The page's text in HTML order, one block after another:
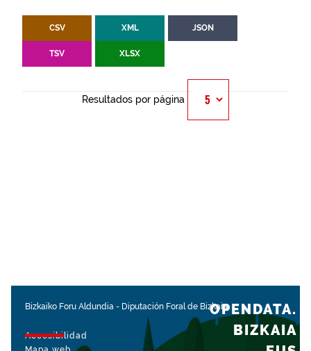
CSV XML JSON
TSV XLSX
Resultados por página
Bizkaiko Foru Aldundia - Diputación Foral de Bizkaia
Accesibilidad
OPENDATA.
BIZKAIA